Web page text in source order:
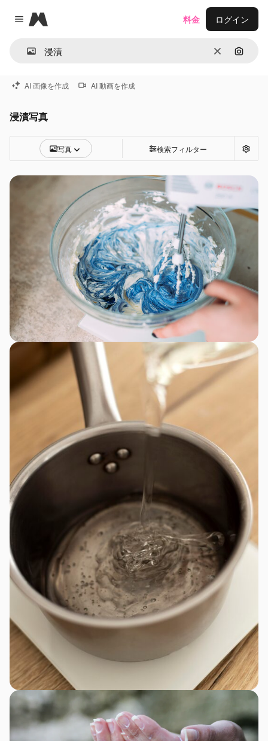
Close menu
Magnific
消去 画像で
料金 ログイン
AI 画像を作成 AI 動画を作成
浸漬写真
写真 検索フィルター